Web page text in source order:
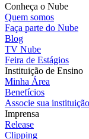
Conheça o Nube
Quem somos
Faça parte do Nube
Blog
TV Nube
Feira de Estágios
Instituição de Ensino
Minha Área
Benefícios
Associe sua instituição
Imprensa
Release
Clipping